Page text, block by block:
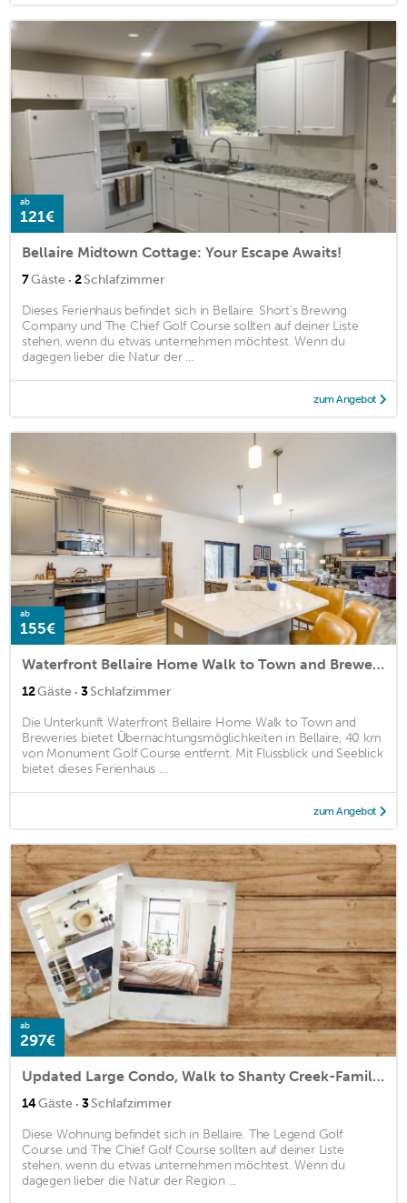
ab
121€
Bellaire Midtown Cottage: Your Escape Awaits!
7Gäste · 2Schlafzimmer
Dieses Ferienhaus befindet sich in Bellaire. Short's Brewing
Company und The Chief Golf Course sollten auf deiner Liste
stehen, wenn du etwas unternehmen möchtest. Wenn du
dagegen lieber die Natur der ...
zum Angebot
ab
155€
Waterfront Bellaire Home Walk to Town and Breweries
12Gäste · 3Schlafzimmer
Die Unterkunft Waterfront Bellaire Home Walk to Town and
Breweries bietet Übernachtungsmöglichkeiten in Bellaire, 40 km
von Monument Golf Course entfernt. Mit Flussblick und Seeblick
bietet dieses Ferienhaus ...
zum Angebot
ab
297€
Updated Large Condo, Walk to Shanty Creek-Family-Friends-Sauna & Pool Pass
14Gäste · 3Schlafzimmer
Diese Wohnung befindet sich in Bellaire. The Legend Golf
Course und The Chief Golf Course sollten auf deiner Liste
stehen, wenn du etwas unternehmen möchtest. Wenn du
dagegen lieber die Natur der Region ...